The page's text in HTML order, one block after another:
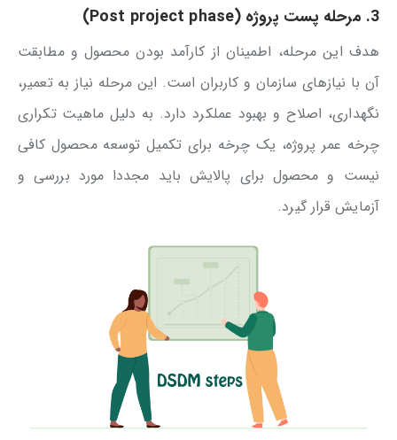
3. مرحله پست پروژه (Post project phase)
هدف این مرحله، اطمینان از کارآمد بودن محصول و مطابقت
آن با نیازهای سازمان و کاربران است. این مرحله نیاز به تعمیر،
نگهداری، اصلاح و بهبود عملکرد دارد. به دلیل ماهیت تکراری
چرخه عمر پروژه، یک چرخه برای تکمیل توسعه محصول کافی
نیست و محصول برای پالایش باید مجددا مورد بررسی و
آزمایش قرار گیرد.